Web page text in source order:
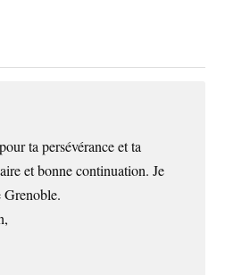
ta persévérance et ta
et bonne continuation. Je
Grenoble.